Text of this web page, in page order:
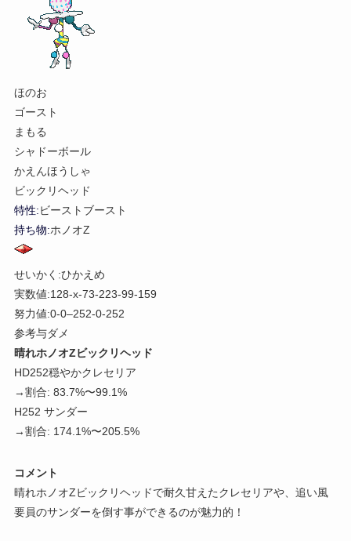
ほのお
ゴースト
まもる
シャドーボール
かえんほうしゃ
ビックリヘッド
特性:ビーストブースト
持ち物:ホノオZ
せいかく:ひかえめ
実数値:128-x-73-223-99-159
努力値:0-0–252-0-252
参考与ダメ
晴れホノオZビックリヘッド
HD252穏やかクレセリア
→割合: 83.7%〜99.1%
H252 サンダー
→割合: 174.1%〜205.5%
コメント
晴れホノオZビックリヘッドで耐久甘えたクレセリアや、追い風
要員のサンダーを倒す事ができるのが魅力的！